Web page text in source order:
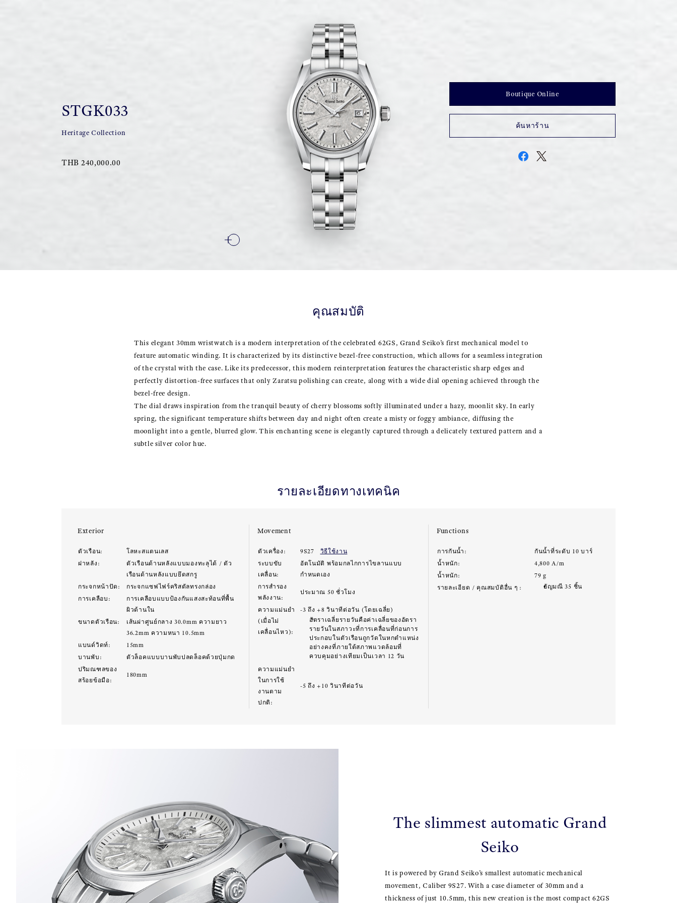
STGK033
Heritage Collection
THB 240,000.00
Boutique Online
ค้นหาร้าน
คุณสมบัติ
This elegant 30mm wristwatch is a modern interpretation of the celebrated 62GS, Grand Seiko’s first mechanical model to
feature automatic winding. It is characterized by its distinctive bezel-free construction, which allows for a seamless integration
of the crystal with the case. Like its predecessor, this modern reinterpretation features the characteristic sharp edges and
perfectly distortion-free surfaces that only Zaratsu polishing can create, along with a wide dial opening achieved through the
bezel-free design.
The dial draws inspiration from the tranquil beauty of cherry blossoms softly illuminated under a hazy, moonlit sky. In early
spring, the significant temperature shifts between day and night often create a misty or foggy ambiance, diffusing the
moonlight into a gentle, blurred glow. This enchanting scene is elegantly captured through a delicately textured pattern and a
subtle silver color hue.
รายละเอียดทางเทคนิค
Exterior
ตัวเรือน:
โลหะสแตนเลส
ฝาหลัง:
ตัวเรือนด้านหลังแบบมองทะลุได้ / ตัว
เรือนด้านหลังแบบยึดสกรู
กระจกหน้าปัด:
กระจกแซฟไฟร์คริสตัลทรงกล่อง
การเคลือบ:
การเคลือบแบบป้องกันแสงสะท้อนที่พื้น
ผิวด้านใน
ขนาดตัวเรือน:
เส้นผ่าศูนย์กลาง 30.0mm ความยาว
36.2mm ความหนา 10.5mm
แบนด์วิดท์:
15mm
บานพับ:
ตัวล็อคแบบบานพับปลดล็อคด้วยปุ่มกด
ปริมณฑลของ
สร้อยข้อมือ:
180mm
Movement
ตัวเครื่อง: 9S27
วิธีใช้งาน
ระบบขับ
เคลื่อน:
อัตโนมัติ พร้อมกลไกการไขลานแบบ
กำหนดเอง
การสำรอง
พลังงาน:
ประมาณ 50 ชั่วโมง
ความแม่นยำ
(เมื่อไม่
เคลื่อนไหว):
-3 ถึง +8 วินาทีต่อวัน (โดยเฉลี่ย)
อัตราเฉลี่ยรายวันคือค่าเฉลี่ยของอัตรา
รายวันในสภาวะที่การเคลื่อนที่ก่อนการ
ประกอบในตัวเรือนถูกวัดในหกตำแหน่ง
อย่างคงที่ภายใต้สภาพแวดล้อมที่
ควบคุมอย่างเทียมเป็นเวลา 12 วัน
ความแม่นยำ
ในการใช้
งานตาม
ปกติ:
-5 ถึง +10 วินาทีต่อวัน
Functions
การกันน้ำ:
กันน้ำที่ระดับ 10 บาร์
น้ำหนัก:
4,800 A/m
น้ำหนัก:
79 g
รายละเอียด / คุณสมบัติอื่น ๆ :
อัญมณี 35 ชิ้น
The slimmest automatic Grand
Seiko
It is powered by Grand Seiko’s smallest automatic mechanical
movement, Caliber 9S27. With a case diameter of 30mm and a
thickness of just 10.5mm, this new creation is the most compact 62GS